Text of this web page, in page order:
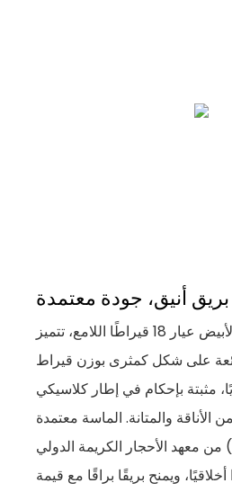
بريق أنيق، جودة معتمدة
مصنوعة من الذهب الأبيض عيار 18 قيراطًا اللامع، تتميز
على شكل كمثرى بوزن قيراط
مثبتة بإحكام في إطار كلاسيكي
والمتانة. الماسة معتمدة
من معهد الأحجار الكريمة الدولي (IGI)، مما يضمن جودة
ويمنح بريقًا براقًا مع قيمة